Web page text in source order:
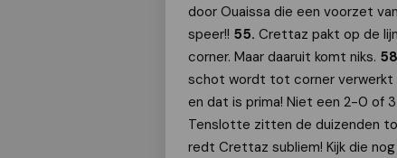
door Ouaissa die een voorzet
speer!! 55. Crettaz pakt op de
corner. Maar daaruit komt niks.
schot wordt tot corner verwerkt
en dat is prima! Niet een 2-0 of
Tenslotte zitten de duizenden
redt Crettaz subliem! Kijk die nog